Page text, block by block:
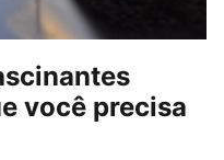
você precisa